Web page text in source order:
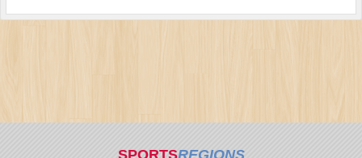
SPORTSREGIONS